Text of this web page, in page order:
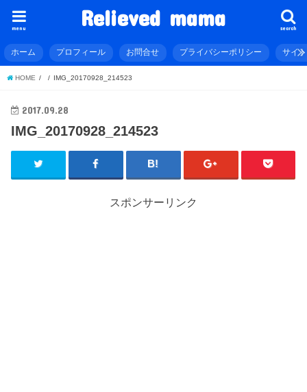
Relieved mama search
menu
ホーム プロフィール お問合せ プライバシーポリシー サイ
HOME IMG_20170928_214523
2017.09.28
IMG_20170928_214523
スポンサーリンク